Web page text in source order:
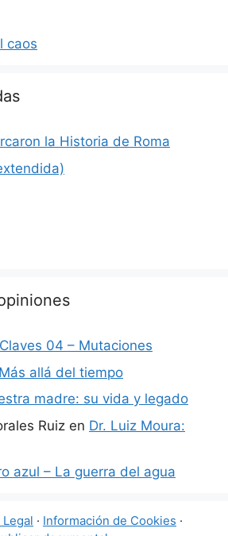
caos
la Historia de Roma
04 – Mutaciones
allá del tiempo
madre: su vida y legado
Ruiz en Dr. Luiz Moura:
azul – La guerra del agua
· Información de Cookies ·